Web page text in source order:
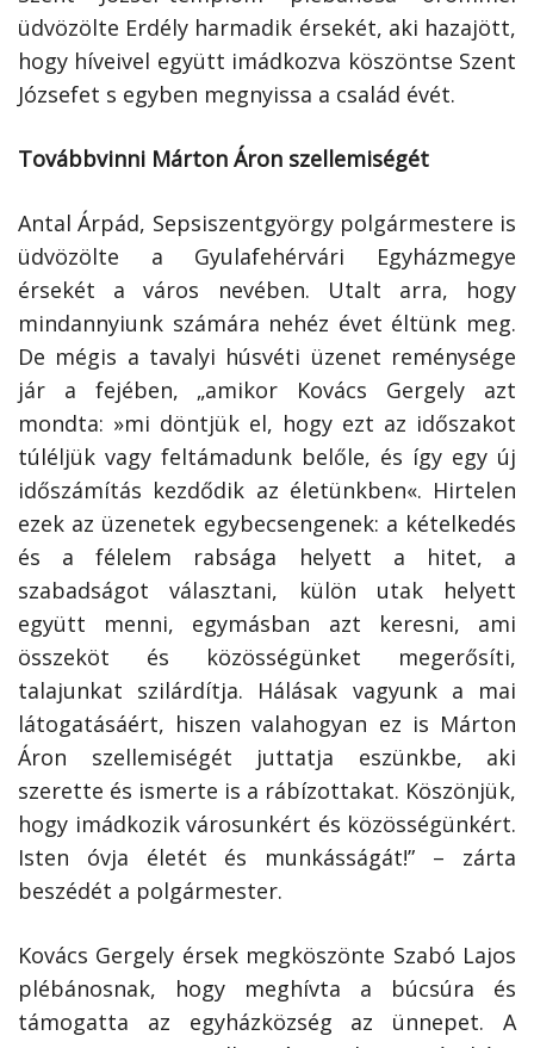
üdvözölte Erdély harmadik érsekét, aki hazajött,
hogy híveivel együtt imádkozva köszöntse Szent
Józsefet s egyben megnyissa a család évét.
Továbbvinni Márton Áron szellemiségét
Antal Árpád, Sepsiszentgyörgy polgármestere is
üdvözölte a Gyulafehérvári Egyházmegye
érsekét a város nevében. Utalt arra, hogy
mindannyiunk számára nehéz évet éltünk meg.
De mégis a tavalyi húsvéti üzenet reménysége
jár a fejében, „amikor Kovács Gergely azt
mondta: »mi döntjük el, hogy ezt az időszakot
túléljük vagy feltámadunk belőle, és így egy új
időszámítás kezdődik az életünkben«. Hirtelen
ezek az üzenetek egybecsengenek: a kételkedés
és a félelem rabsága helyett a hitet, a
szabadságot választani, külön utak helyett
együtt menni, egymásban azt keresni, ami
összeköt és közösségünket megerősíti,
talajunkat szilárdítja. Hálásak vagyunk a mai
látogatásáért, hiszen valahogyan ez is Márton
Áron szellemiségét juttatja eszünkbe, aki
szerette és ismerte is a rábízottakat. Köszönjük,
hogy imádkozik városunkért és közösségünkért.
Isten óvja életét és munkásságát!” – zárta
beszédét a polgármester.
Kovács Gergely érsek megköszönte Szabó Lajos
plébánosnak, hogy meghívta a búcsúra és
támogatta az egyházközség az ünnepet. A